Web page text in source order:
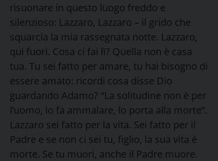
risuonare in questo luogo freddo e
silenzioso: Lazzaro, Lazzaro – il grido che
squarcia la mia rassegnata notte. Lazzaro,
qui fuori. Cosa ci fai lì? Quella non è casa
tua. Tu sei fatto per amare, tu hai bisogno di
essere amato: ricordi cosa disse Dio
guardando Adamo? “La solitudine non è per
l’uomo, lo fa ammalare, lo porta alla morte”.
Lazzaro sei fatto per la vita. Sei fatto per il
Padre e se non ci sei tu, figlio, la sua vita è
morte. Se tu muori, anche il Padre muore.